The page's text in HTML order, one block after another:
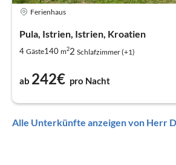
Ferienhaus
Pula, Istrien, Istrien, Kroatien
4 Gäste140 m22 Schlafzimmer (+1)
ab 242€ pro Nacht
Alle Unterkünfte anzeigen von Herr